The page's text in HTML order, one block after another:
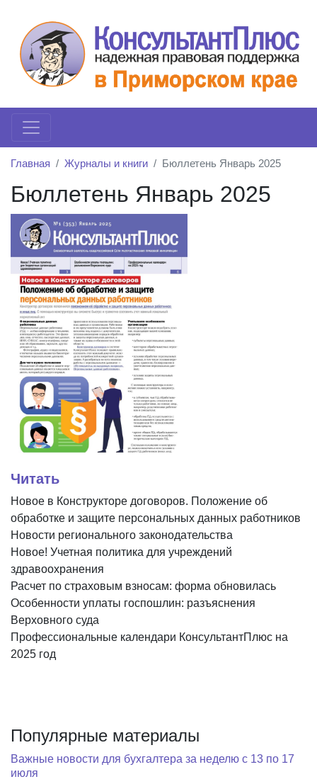
Главная Журналы и книги Бюллетень Январь 2025
Бюллетень Январь 2025
Читать
Новое в Конструкторе договоров. Положение об
обработке и защите персональных данных работников
Новости регионального законодательства
Новое! Учетная политика для учреждений
здравоохранения
Расчет по страховым взносам: форма обновилась
Особенности уплаты госпошлин: разъяснения
Верховного суда
Профессиональные календари КонсультантПлюс на
2025 год
Популярные материалы
Важные новости для бухгалтера за неделю с 13 по 17
июля